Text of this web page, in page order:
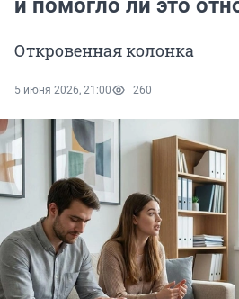
и помогло ли это
Откровенная колонка
5 июня 2026, 21:00 260